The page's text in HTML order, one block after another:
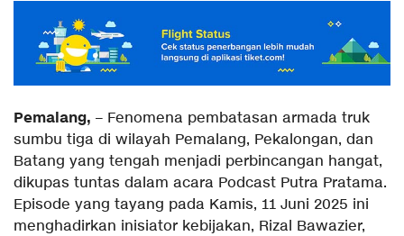
Pemalang, – Fenomena pembatasan armada truk
sumbu tiga di wilayah Pemalang, Pekalongan, dan
Batang yang tengah menjadi perbincangan hangat,
dikupas tuntas dalam acara Podcast Putra Pratama.
Episode yang tayang pada Kamis, 11 Juni 2025 ini
menghadirkan inisiator kebijakan, Rizal Bawazier,